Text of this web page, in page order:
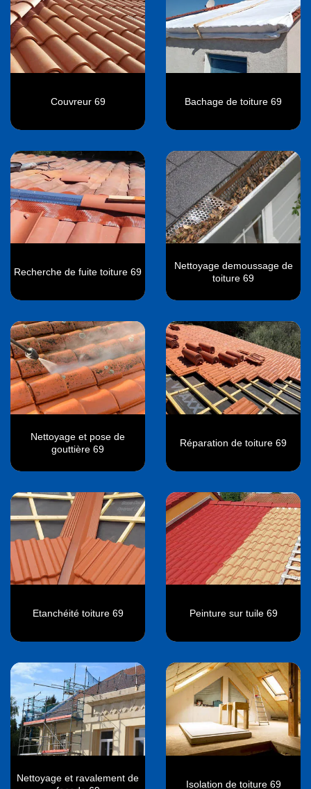
Couvreur 69 Bachage de toiture 69
Recherche de fuite toiture 69
Nettoyage demoussage de
toiture 69
Nettoyage et pose de
gouttière 69
Réparation de toiture 69
Etanchéité toiture 69 Peinture sur tuile 69
Nettoyage et ravalement de
Isolation de toiture 69